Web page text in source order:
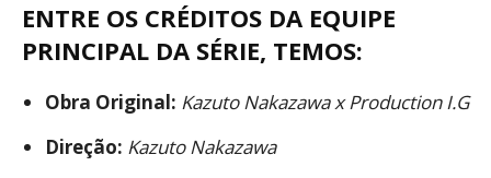
ENTRE OS CRÉDITOS DA EQUIPE
PRINCIPAL DA SÉRIE, TEMOS:
Obra Original: Kazuto Nakazawa x Production I.G
Direção: Kazuto Nakazawa